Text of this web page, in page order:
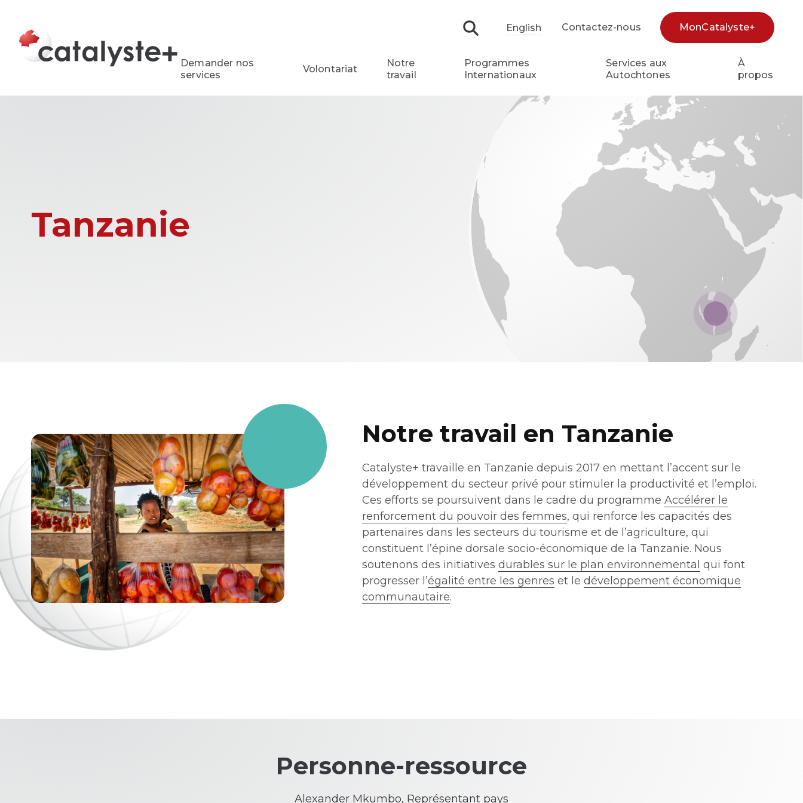
Recherche
English Contactez-nous MonCatalyste+
Demander nos
services
Volontariat
Notre
travail
Programmes
Internationaux
Services aux
Autochtones
À
propos
Tanzanie
Notre travail en Tanzanie
Catalyste+ travaille en Tanzanie depuis 2017 en mettant l’accent sur le
développement du secteur privé pour stimuler la productivité et l’emploi.
Ces efforts se poursuivent dans le cadre du programme Accélérer le
renforcement du pouvoir des femmes, qui renforce les capacités des
partenaires dans les secteurs du tourisme et de l’agriculture, qui
constituent l’épine dorsale socio-économique de la Tanzanie. Nous
soutenons des initiatives durables sur le plan environnemental qui font
progresser l’égalité entre les genres et le développement économique
communautaire.
Personne-ressource
Alexander Mkumbo, Représentant pays